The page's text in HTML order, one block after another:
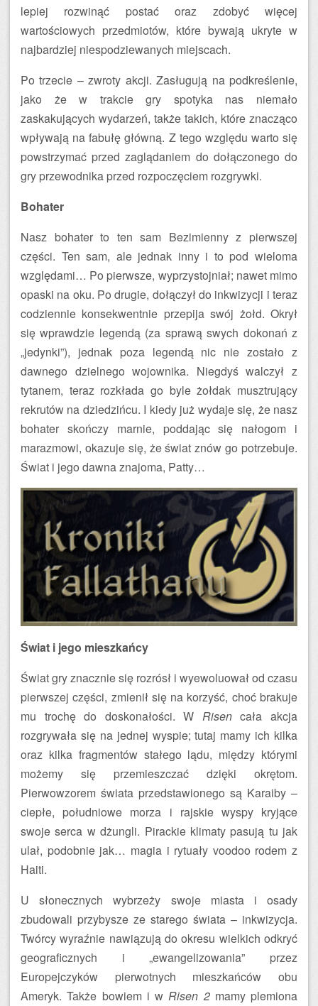
lepiej rozwinąć postać oraz zdobyć więcej
wartościowych przedmiotów, które bywają ukryte w
najbardziej niespodziewanych miejscach.
Po trzecie – zwroty akcji. Zasługują na podkreślenie,
jako że w trakcie gry spotyka nas niemało
zaskakujących wydarzeń, także takich, które znacząco
wpływają na fabułę główną. Z tego względu warto się
powstrzymać przed zaglądaniem do dołączonego do
gry przewodnika przed rozpoczęciem rozgrywki.
Bohater
Nasz bohater to ten sam Bezimienny z pierwszej
części. Ten sam, ale jednak inny i to pod wieloma
względami… Po pierwsze, wyprzystojniał; nawet mimo
opaski na oku. Po drugie, dołączył do inkwizycji i teraz
codziennie konsekwentnie przepija swój żołd. Okrył
się wprawdzie legendą (za sprawą swych dokonań z
„jedynki”), jednak poza legendą nic nie zostało z
dawnego dzielnego wojownika. Niegdyś walczył z
tytanem, teraz rozkłada go byle żołdak musztrujący
rekrutów na dziedzińcu. I kiedy już wydaje się, że nasz
bohater skończy marnie, poddając się nałogom i
marazmowi, okazuje się, że świat znów go potrzebuje.
Świat i jego dawna znajoma, Patty…
Świat i jego mieszkańcy
Świat gry znacznie się rozrósł i wyewoluował od czasu
pierwszej części, zmienił się na korzyść, choć brakuje
mu trochę do doskonałości. W Risencała akcja
rozgrywała się na jednej wyspie; tutaj mamy ich kilka
oraz kilka fragmentów stałego lądu, między którymi
możemy się przemieszczać dzięki okrętom.
Pierwowzorem świata przedstawionego są Karaiby –
ciepłe, południowe morza i rajskie wyspy kryjące
swoje serca w dżungli. Pirackie klimaty pasują tu jak
ulał, podobnie jak… magia i rytuały voodoo rodem z
Haiti.
U słonecznych wybrzeży swoje miasta i osady
zbudowali przybysze ze starego świata – inkwizycja.
Twórcy wyraźnie nawiązują do okresu wielkich odkryć
geograficznych i „ewangelizowania” przez
Europejczyków pierwotnych mieszkańców obu
Ameryk. Także bowiem i wRisen 2mamy plemiona